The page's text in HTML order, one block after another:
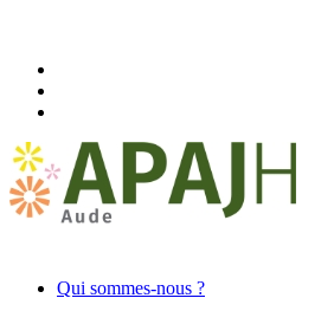
Qui sommes-nous ?